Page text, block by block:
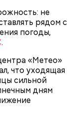
не
рядом с
погоды,
.
«Метео»
что уходящая
сильной
дням
роботы, то